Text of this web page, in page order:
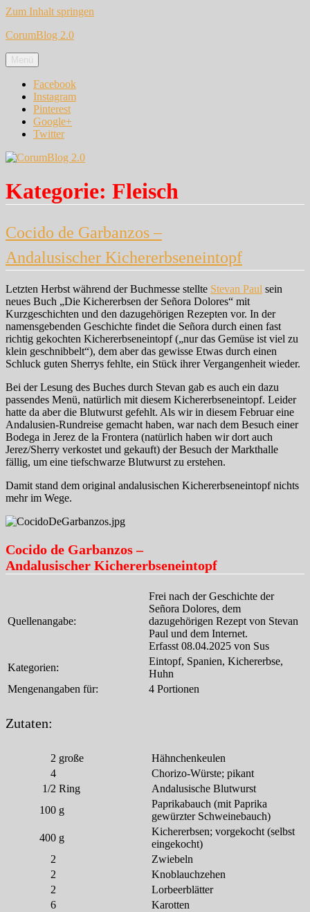
Zum Inhalt springen
CorumBlog 2.0
Menü
Facebook
Instagram
Pinterest
Google+
Twitter
Kategorie: Fleisch
Cocido de Garbanzos –
Andalusischer Kichererbseneintopf
Letzten Herbst während der Buchmesse stellte Stevan Paul sein
neues Buch „Die Kichererbsen der Señora Dolores“ mit
Kurzgeschichten und den dazugehörigen Rezepten vor. In der
namensgebenden Geschichte findet die Señora durch einen fast
richtig gekochten Kichererbseneintopf („nur das Gemüse ist viel zu
klein geschnibbelt“), dem aber das gewisse Etwas durch einen
Schluck guten Sherrys fehlte, ein Stück ihrer Vergangenheit wieder.
Bei der Lesung des Buches durch Stevan gab es auch ein dazu
passendes Menü, natürlich mit diesem Kichererbseneintopf. Leider
hatte da aber die Blutwurst gefehlt. Als wir in diesem Februar eine
Andalusien-Rundreise gemacht haben, war nach dem Besuch einer
Bodega in Jerez de la Frontera (natürlich haben wir dort auch
Jerez/Sherry verkostet und gekauft) der Besuch der Markthalle
fällig, um eine tiefschwarze Blutwurst zu erstehen.
Damit stand dem original andalusischen Kichererbseneintopf nichts
mehr im Wege.
Cocido de Garbanzos –
Andalusischer Kichererbseneintopf
Quellenangabe:
Frei nach der Geschichte der
Señora Dolores, dem
dazugehörigen Rezept von Stevan
Paul und dem Internet.
Erfasst 08.04.2025 von Sus
Kategorien:
Eintopf, Spanien, Kichererbse,
Huhn
Mengenangaben für:
4 Portionen
Zutaten:
2 große
Hähnchenkeulen
4
Chorizo-Würste; pikant
1/2 Ring
Andalusische Blutwurst
100 g
Paprikabauch (mit Paprika
gewürzter Schweinebauch)
400 g
Kichererbsen; vorgekocht (selbst
eingekocht)
2
Zwiebeln
2
Knoblauchzehen
2
Lorbeerblätter
6
Karotten